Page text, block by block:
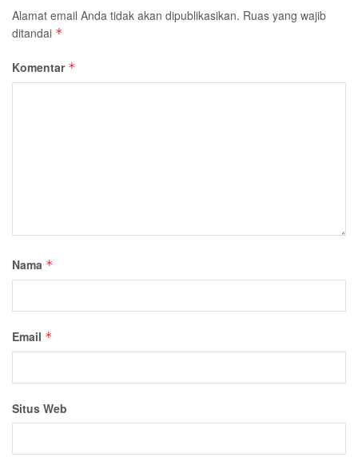
Alamat email Anda tidak akan dipublikasikan. Ruas yang wajib
ditandai *
Komentar *
Nama *
Email *
Situs Web